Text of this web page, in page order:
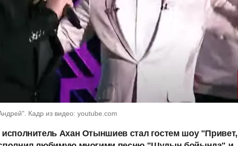
Кадр из видео: youtube.com
исполнитель Ахан Отыншиев стал гостем шоу "Привет,